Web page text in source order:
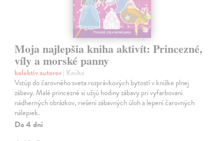
Moja najlepšia kniha aktivít: Princezné,
víly a morské panny
kolektív autorov| Kniha
Vstúp do čarovného sveta rozprávkových bytostí v knižke plnej
zábavy. Malé princezné si užijú hodiny zábavy pri vyfarbovaní
nádherných obrázkov, riešení zábavných úloh a lepení čarovných
nálepiek.
Do 4 dní